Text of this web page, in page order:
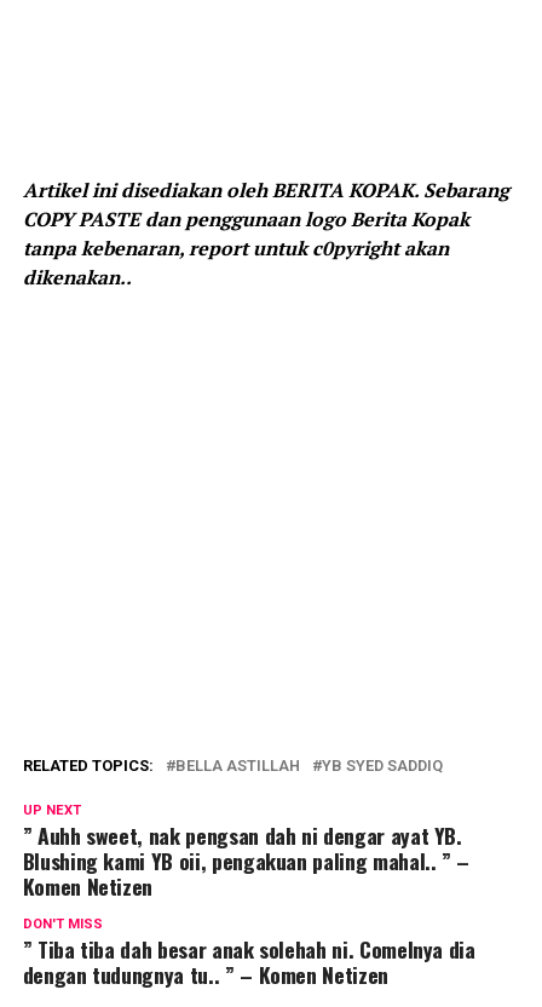
Artikel ini disediakan oleh BERITA KOPAK. Sebarang
COPY PASTE dan penggunaan logo Berita Kopak
tanpa kebenaran, report untuk c0pyright akan
dikenakan..
RELATED TOPICS: BELLA ASTILLAH YB SYED SADDIQ
UP NEXT
” Auhh sweet, nak pengsan dah ni dengar ayat YB.
Blushing kami YB oii, pengakuan paling mahal.. ” –
Komen Netizen
DON'T MISS
” Tiba tiba dah besar anak solehah ni. Comelnya dia
dengan tudungnya tu.. ” – Komen Netizen